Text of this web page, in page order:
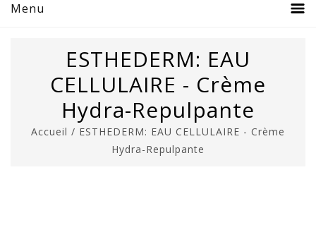
Menu
ESTHEDERM: EAU
CELLULAIRE - Crème
Hydra-Repulpante
Accueil / ESTHEDERM: EAU CELLULAIRE - Crème
Hydra-Repulpante